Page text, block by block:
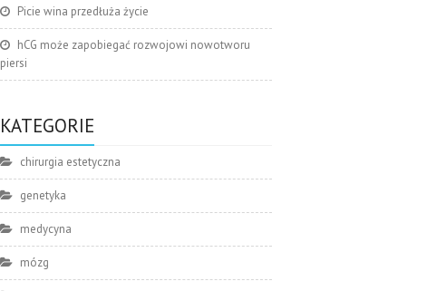
Picie wina przedłuża życie
hCG może zapobiegać rozwojowi nowotworu
piersi
KATEGORIE
chirurgia estetyczna
genetyka
medycyna
mózg